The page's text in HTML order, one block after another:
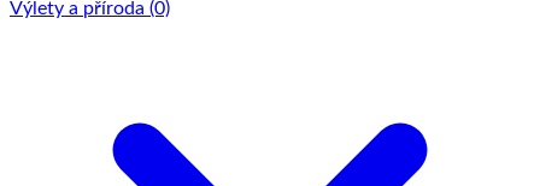
Výlety a příroda (0)